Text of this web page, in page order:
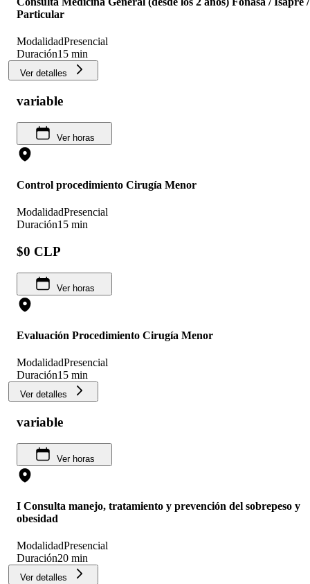
Particular
ModalidadPresencial
Duración15 min
Ver detalles
variable
Ver horas
Control procedimiento Cirugía Menor
ModalidadPresencial
Duración15 min
$0 CLP
Ver horas
Evaluación Procedimiento Cirugía Menor
ModalidadPresencial
Duración15 min
Ver detalles
variable
Ver horas
I Consulta manejo, tratamiento y prevención del sobrepeso y
obesidad
ModalidadPresencial
Duración20 min
Ver detalles